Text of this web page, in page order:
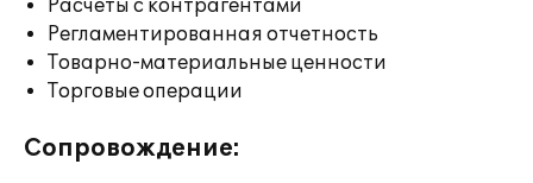
Расчеты с контрагентами
Регламентированная отчетность
Товарно-материальные ценности
Торговые операции
Сопровождение: